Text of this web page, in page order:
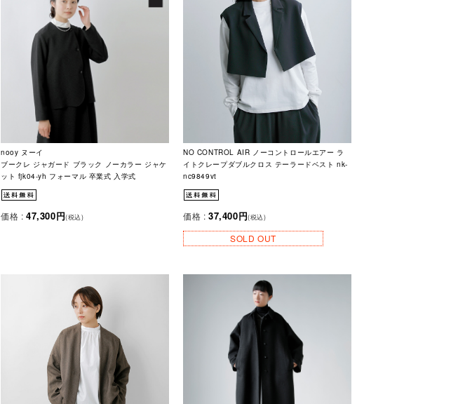
nooy ヌーイ
ブークレ ジャガード ブラック ノーカラー ジャケ
ット fjk04-yh フォーマル 卒業式 入学式
価格 : 47,300円(税込)
NO CONTROL AIR ノーコントロールエアー ラ
イトクレープダブルクロス テーラードベスト nk-
nc9849vt
価格 : 37,400円(税込)
SOLD OUT